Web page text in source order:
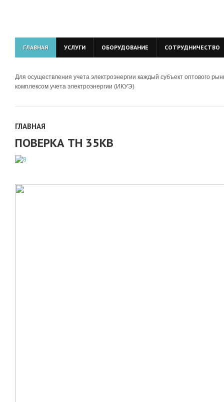
ГЛАВНАЯ УСЛУГИ ОБОРУДОВАНИЕ СОТРУДНИЧЕСТВО
Для осуществления учета электроэнергии каждый субъект оптового
комплексом учета электроэнергии (ИКУЭ)
ГЛАВНАЯ
ПОВЕРКА ТН 35КВ